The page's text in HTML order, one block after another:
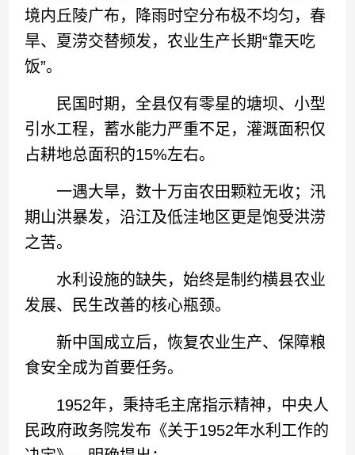
境内丘陵广布，降雨时空分布极不均匀，春
旱、夏涝交替频发，农业生产长期“靠天吃
饭”。
民国时期，全县仅有零星的塘坝、小型
引水工程，蓄水能力严重不足，灌溉面积仅
占耕地总面积的15%左右。
一遇大旱，数十万亩农田颗粒无收；汛
期山洪暴发，沿江及低洼地区更是饱受洪涝
之苦。
水利设施的缺失，始终是制约横县农业
发展、民生改善的核心瓶颈。
新中国成立后，恢复农业生产、保障粮
食安全成为首要任务。
1952年，秉持毛主席指示精神，中央人
民政府政务院发布《关于1952年水利工作的